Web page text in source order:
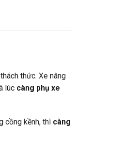
thức. Xe nâng
lúc càng phụ xe
cồng kềnh, thì càng